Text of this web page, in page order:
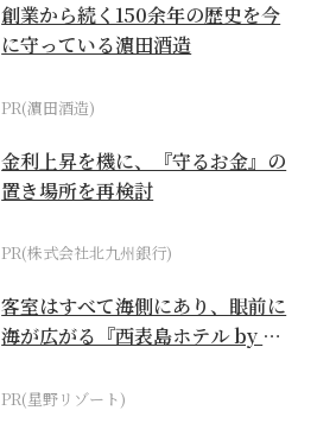
創業から続く150余年の歴史を今
に守っている濵田酒造
PR(濵田酒造)
金利上昇を機に、『守るお金』の
置き場所を再検討
PR(株式会社北九州銀行)
客室はすべて海側にあり、眼前に
海が広がる『西表島ホテル by 星
PR(星野リゾート)